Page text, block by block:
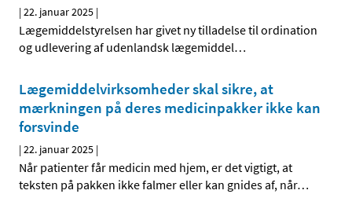
|22. januar 2025 |
Lægemiddelstyrelsen har givet ny tilladelse til ordination
og udlevering af udenlandsk lægemiddel…
Lægemiddelvirksomheder skal sikre, at
mærkningen på deres medicinpakker ikke kan
forsvinde
|22. januar 2025 |
Når patienter får medicin med hjem, er det vigtigt, at
teksten på pakken ikke falmer eller kan gnides af, når…